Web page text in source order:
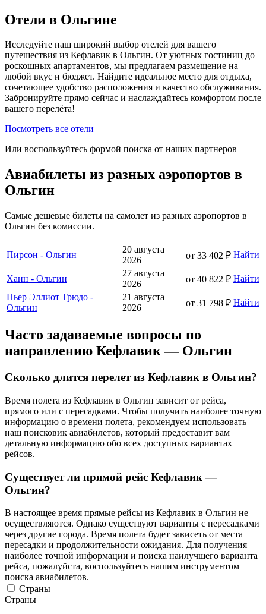
Отели в Ольгине
Исследуйте наш широкий выбор отелей для вашего
путешествия из Кефлавик в Ольгин. От уютных гостиниц до
роскошных апартаментов, мы предлагаем размещение на
любой вкус и бюджет. Найдите идеальное место для отдыха,
сочетающее удобство расположения и качество обслуживания.
Забронируйте прямо сейчас и наслаждайтесь комфортом после
вашего перелёта!
Посмотреть все отели
Или воспользуйтесь формой поиска от наших партнеров
Авиабилеты из разных аэропортов в
Ольгин
Самые дешевые билеты на самолет из разных аэропортов в
Ольгин без комиссии.
Пирсон - Ольгин
20 августа
2026
от 33 402 ₽ Найти
Ханн - Ольгин
27 августа
2026
от 40 822 ₽ Найти
Пьер Эллиот Трюдо -
Ольгин
21 августа
2026
от 31 798 ₽ Найти
Часто задаваемые вопросы по
направлению Кефлавик — Ольгин
Сколько длится перелет из Кефлавик в Ольгин?
Время полета из Кефлавик в Ольгин зависит от рейса,
прямого или с пересадками. Чтобы получить наиболее точную
информацию о времени полета, рекомендуем использовать
наш поисковик авиабилетов, который предоставит вам
детальную информацию обо всех доступных вариантах
рейсов.
Существует ли прямой рейс Кефлавик —
Ольгин?
В настоящее время прямые рейсы из Кефлавик в Ольгин не
осуществляются. Однако существуют варианты с пересадками
через другие города. Время полета будет зависеть от места
пересадки и продолжительности ожидания. Для получения
наиболее точной информации и поиска наилучшего варианта
рейса, пожалуйста, воспользуйтесь нашим инструментом
поиска авиабилетов.
Страны
Страны